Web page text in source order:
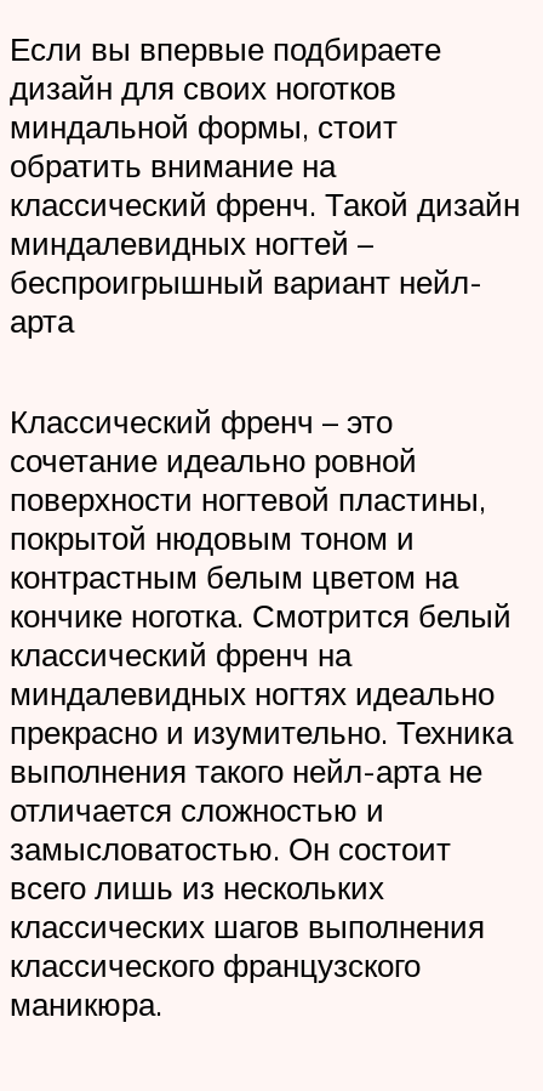
Если вы впервые подбираете
дизайн для своих ноготков
миндальной формы, стоит
обратить внимание на
классический френч. Такой дизайн
миндалевидных ногтей –
беспроигрышный вариант нейл-
арта
Классический френч – это
сочетание идеально ровной
поверхности ногтевой пластины,
покрытой нюдовым тоном и
контрастным белым цветом на
кончике ноготка. Смотрится белый
классический френч на
миндалевидных ногтях идеально
прекрасно и изумительно. Техника
выполнения такого нейл-арта не
отличается сложностью и
замысловатостью. Он состоит
всего лишь из нескольких
классических шагов выполнения
классического французского
маникюра.